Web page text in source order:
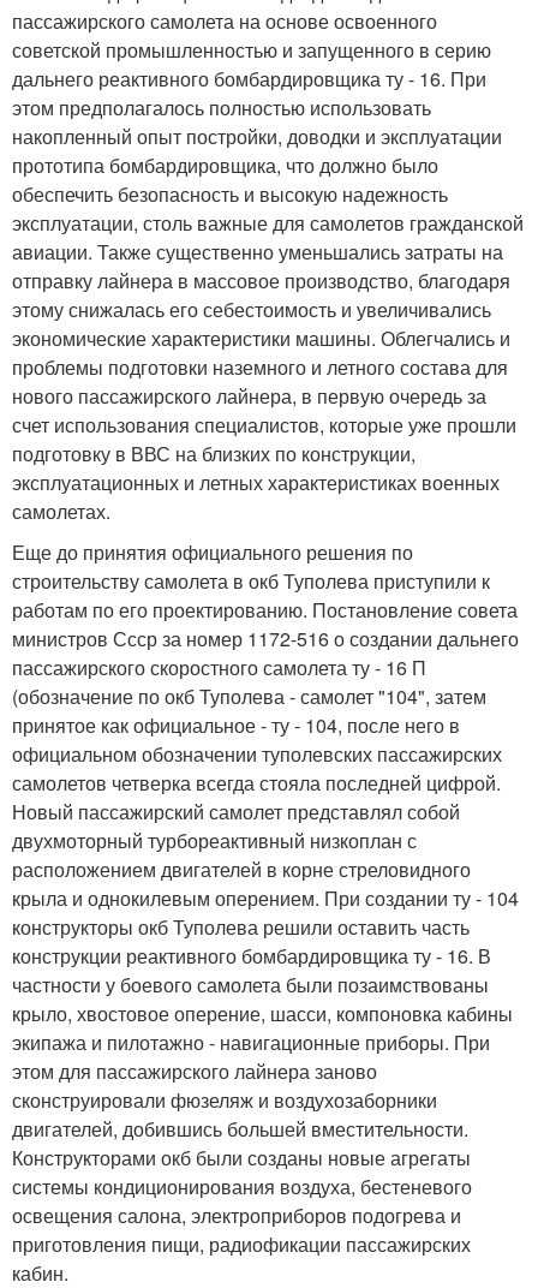
пассажирского самолета на основе освоенного
советской промышленностью и запущенного в серию
дальнего реактивного бомбардировщика ту - 16. При
этом предполагалось полностью использовать
накопленный опыт постройки, доводки и эксплуатации
прототипа бомбардировщика, что должно было
обеспечить безопасность и высокую надежность
эксплуатации, столь важные для самолетов гражданской
авиации. Также существенно уменьшались затраты на
отправку лайнера в массовое производство, благодаря
этому снижалась его себестоимость и увеличивались
экономические характеристики машины. Облегчались и
проблемы подготовки наземного и летного состава для
нового пассажирского лайнера, в первую очередь за
счет использования специалистов, которые уже прошли
подготовку в ВВС на близких по конструкции,
эксплуатационных и летных характеристиках военных
самолетах.
Еще до принятия официального решения по
строительству самолета в окб Туполева приступили к
работам по его проектированию. Постановление совета
министров Ссср за номер 1172-516 о создании дальнего
пассажирского скоростного самолета ту - 16 П
(обозначение по окб Туполева - самолет "104", затем
принятое как официальное - ту - 104, после него в
официальном обозначении туполевских пассажирских
самолетов четверка всегда стояла последней цифрой.
Новый пассажирский самолет представлял собой
двухмоторный турбореактивный низкоплан с
расположением двигателей в корне стреловидного
крыла и однокилевым оперением. При создании ту - 104
конструкторы окб Туполева решили оставить часть
конструкции реактивного бомбардировщика ту - 16. В
частности у боевого самолета были позаимствованы
крыло, хвостовое оперение, шасси, компоновка кабины
экипажа и пилотажно - навигационные приборы. При
этом для пассажирского лайнера заново
сконструировали фюзеляж и воздухозаборники
двигателей, добившись большей вместительности.
Конструкторами окб были созданы новые агрегаты
системы кондиционирования воздуха, бестеневого
освещения салона, электроприборов подогрева и
приготовления пищи, радиофикации пассажирских
кабин.